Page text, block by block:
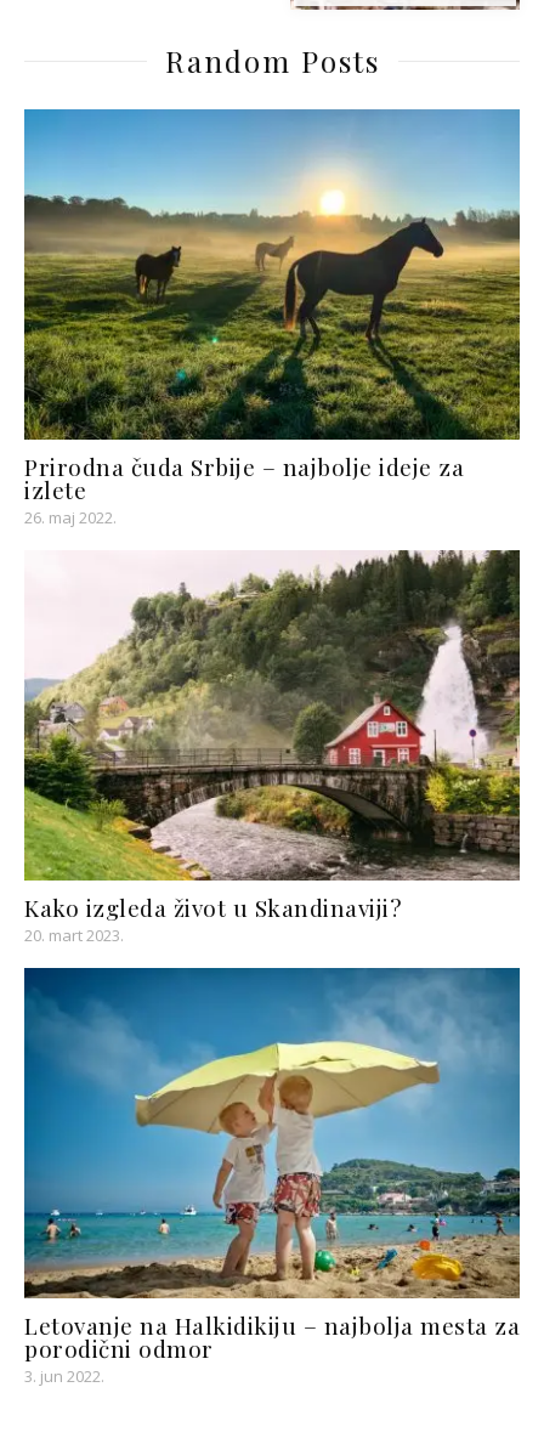
Random Posts
Prirodna čuda Srbije – najbolje ideje za
izlete
26. maj 2022.
Kako izgleda život u Skandinaviji?
20. mart 2023.
Letovanje na Halkidikiju – najbolja mesta za
porodični odmor
3. jun 2022.